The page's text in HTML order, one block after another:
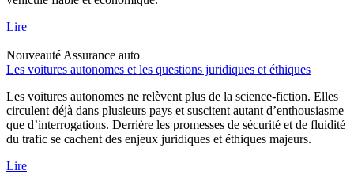
Lire
Nouveauté Assurance auto
Les voitures autonomes et les questions juridiques et éthiques
Les voitures autonomes ne relèvent plus de la science-fiction. Elles
circulent déjà dans plusieurs pays et suscitent autant d’enthousiasme
que d’interrogations. Derrière les promesses de sécurité et de fluidité
du trafic se cachent des enjeux juridiques et éthiques majeurs.
Lire